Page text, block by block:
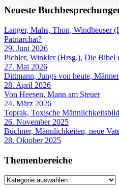
Neueste
Langer, Mahs, Thon, Windheuser
Patriarchat?
29. Juni 2026
Pichler, Winkler (Hrsg.), Die Bibel
27. Mai 2026
Dittmann, Jungs von heute,
28. April 2026
Von Heesen, Mann am Steuer
24. März 2026
Toprak, Toxische
26. November 2025
Büchner, Männlichkeiten, neue
28. Oktober 2025
Themenbereiche
Themenbereiche